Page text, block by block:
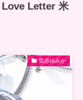
Love Letter 米
気谷ゆみか